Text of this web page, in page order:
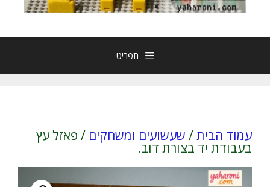
תפריט
עמוד הבית/ שעשועים ומשחקים / פאזל עץ
בעבודת יד בצורת דוב.